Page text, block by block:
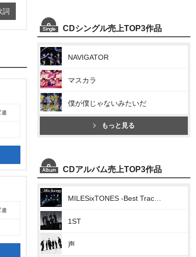
詞
週
週
CDシングル売上TOP3作品
NAVIGATOR
マスカラ
僕が僕じゃないみたいだ
もっと見る
CDアルバム売上TOP3作品
1ST
声